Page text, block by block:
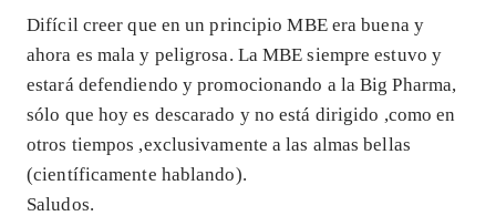
Difícil creer que en un principio MBE era buena y
ahora es mala y peligrosa. La MBE siempre estuvo y
estará defendiendo y promocionando a la Big Pharma,
sólo que hoy es descarado y no está dirigido ,como en
otros tiempos ,exclusivamente a las almas bellas
(científicamente hablando).
Saludos.